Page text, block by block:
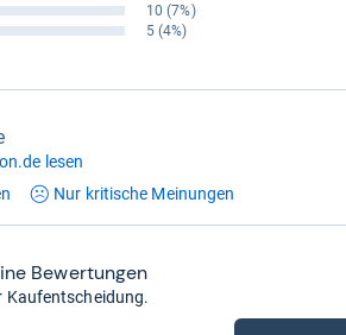
10 (7%)
5 (4%)
lesen
Nur kritische Meinungen
Bewertungen
Kaufentscheidung.